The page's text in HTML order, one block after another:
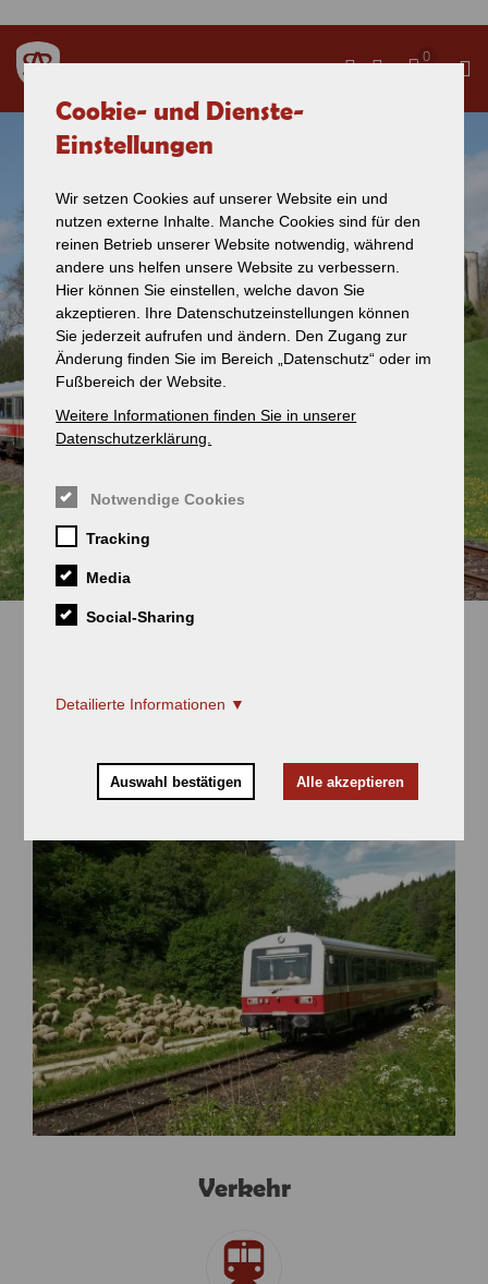
Cookie- und Dienste-
Einstellungen
Wir setzen Cookies auf unserer Website ein und
nutzen externe Inhalte. Manche Cookies sind für den
reinen Betrieb unserer Website notwendig, während
andere uns helfen unsere Website zu verbessern.
Hier können Sie einstellen, welche davon Sie
akzeptieren. Ihre Datenschutzeinstellungen können
Sie jederzeit aufrufen und ändern. Den Zugang zur
Änderung finden Sie im Bereich „Datenschutz“ oder im
Fußbereich der Website.
Weitere Informationen finden Sie in unserer
Datenschutzerklärung.
Notwendige Cookies
Tracking
Media
Social-Sharing
Detailierte Informationen
Auswahl bestätigen Alle akzeptieren
0
Verkehr